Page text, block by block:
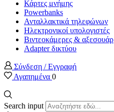
Κάρτες μνήμης
Powerbanks
Ανταλλακτικά τηλεφώνων
Ηλεκτρονικοί υπολογιστές
Βιντεοκάμερες & αξεσουάρ
Adapter δικτύου
Σύνδεση / Εγγραφή
Αγαπημένα 0
Search input